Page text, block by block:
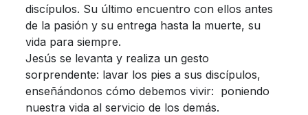
discípulos. Su último encuentro con ellos antes
de la pasión y su entrega hasta la muerte, su
vida para siempre.
Jesús se levanta y realiza un gesto
sorprendente: lavar los pies a sus discípulos,
enseñándonos cómo debemos vivir: poniendo
nuestra vida al servicio de los demás.